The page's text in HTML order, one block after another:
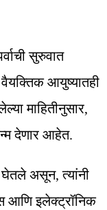
सुरुवात
आयुष्यातही
माहितीनुसार,
देणार आहेत.
घेतले असून, त्यांनी
आणि इलेक्ट्रॉनिक